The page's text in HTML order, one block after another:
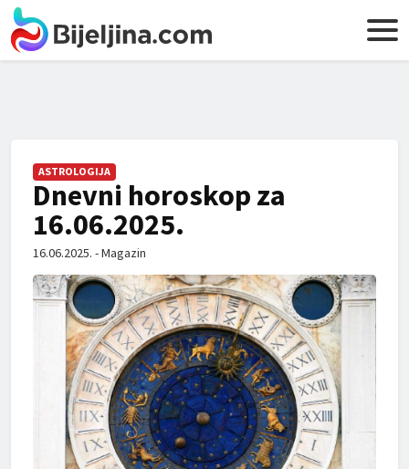
ASTROLOGIJA
Dnevni horoskop za
16.06.2025.
16.06.2025. - Magazin